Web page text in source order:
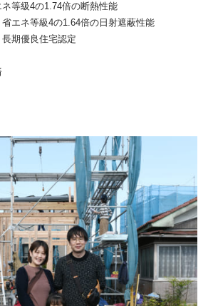
ネ等級4の1.74倍の断熱性能
省エネ等級4の1.64倍の日射遮蔽性能
長期優良住宅認定